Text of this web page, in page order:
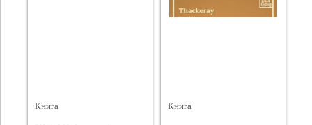
Книга Книга